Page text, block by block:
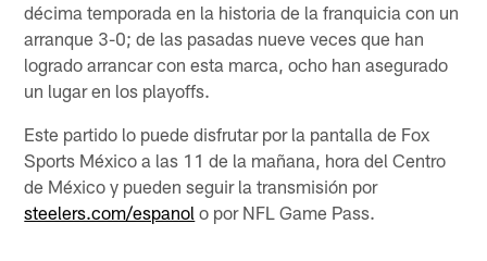
décima temporada en la historia de la franquicia con un
arranque 3-0; de las pasadas nueve veces que han
logrado arrancar con esta marca, ocho han asegurado
un lugar en los playoffs.
Este partido lo puede disfrutar por la pantalla de Fox
Sports México a las 11 de la mañana, hora del Centro
de México y pueden seguir la transmisión por
steelers.com/espanol o por NFL Game Pass.